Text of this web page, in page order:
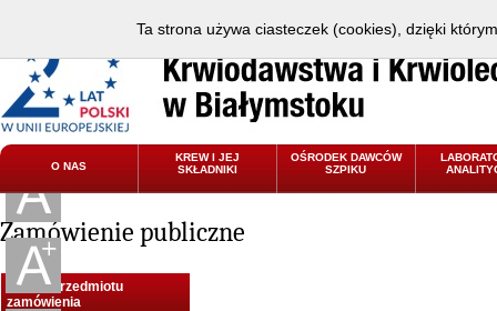
O NAS
KREW I JEJ
SKŁADNIKI
OŚRODEK DAWCÓW
SZPIKU
Zamówienie publiczne
Nazwa przedmiotu
zamówienia
Ta strona używa ciasteczek (cookies), dzięki